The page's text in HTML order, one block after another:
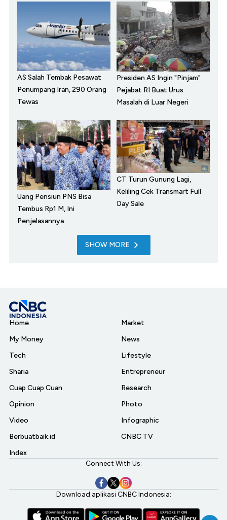
AS Salah Tembak Pesawat
Penumpang Iran, 290 Orang
Tewas
Presiden AS Ingin "Pinjam"
Pejabat RI Buat Urus
Masalah di Luar Negeri
Uang Pensiun PNS Bisa
Tembus Rp1 M, Ini
Penjelasannya
CT Turun Gunung Lagi,
Keliling Cek Transmart Full
Day Sale
SHOW MORE
Home
My Money
Tech
Sharia
Cuap Cuap Cuan
Opinion
Video
Berbuatbaik.id
Index
Market
News
Lifestyle
Entrepreneur
Research
Photo
Infographic
CNBC TV
Connect With Us:
Download aplikasi CNBC Indonesia: